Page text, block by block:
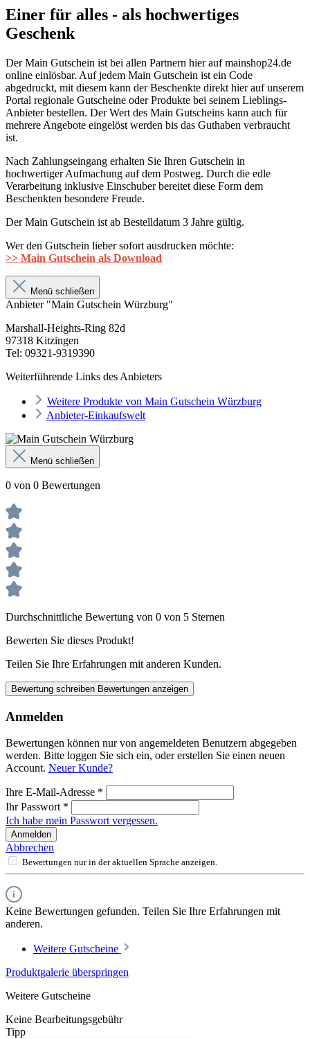
Einer für alles - als hochwertiges
Geschenk
Der Main Gutschein ist bei allen Partnern hier auf mainshop24.de
online einlösbar. Auf jedem Main Gutschein ist ein Code
abgedruckt, mit diesem kann der Beschenkte direkt hier auf unserem
Portal regionale Gutscheine oder Produkte bei seinem Lieblings-
Anbieter bestellen. Der Wert des Main Gutscheins kann auch für
mehrere Angebote eingelöst werden bis das Guthaben verbraucht
ist.
Nach Zahlungseingang erhalten Sie Ihren Gutschein in
hochwertiger Aufmachung auf dem Postweg. Durch die edle
Verarbeitung inklusive Einschuber bereitet diese Form dem
Beschenkten besondere Freude.
Der Main Gutschein ist ab Bestelldatum 3 Jahre gültig.
Wer den Gutschein lieber sofort ausdrucken möchte:
>> Main Gutschein als Download
Menü schließen
Anbieter "Main Gutschein Würzburg"
Marshall-Heights-Ring 82d
97318 Kitzingen
Tel: 09321-9319390
Weiterführende Links des Anbieters
Weitere Produkte von Main Gutschein Würzburg
Anbieter-Einkaufswelt
Menü schließen
0 von 0 Bewertungen
Durchschnittliche Bewertung von 0 von 5 Sternen
Bewerten Sie dieses Produkt!
Teilen Sie Ihre Erfahrungen mit anderen Kunden.
Bewertung schreiben Bewertungen anzeigen
Anmelden
Bewertungen können nur von angemeldeten Benutzern abgegeben
werden. Bitte loggen Sie sich ein, oder erstellen Sie einen neuen
Account. Neuer Kunde?
Ihre E-Mail-Adresse *
Ihr Passwort *
Ich habe mein Passwort vergessen.
Anmelden
Abbrechen
Bewertungen nur in der aktuellen Sprache anzeigen.
Keine Bewertungen gefunden. Teilen Sie Ihre Erfahrungen mit
anderen.
Weitere Gutscheine
Produktgalerie überspringen
Weitere Gutscheine
Keine Bearbeitungsgebühr
Tipp